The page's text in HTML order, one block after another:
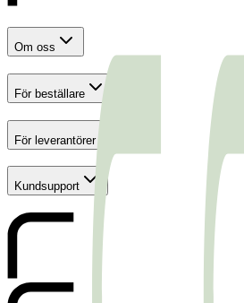
Om oss
För beställare
För leverantörer
Kundsupport